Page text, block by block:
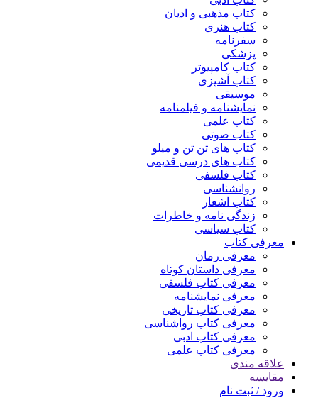
کتاب مذهبی و ادیان
کتاب هنری
سفرنامه
پزشکی
کتاب کامپیوتر
کتاب آشپزی
موسیقی
نمایشنامه و فیلمنامه
کتاب علمی
کتاب صوتی
کتاب های تن تن و میلو
کتاب های درسی قدیمی
کتاب فلسفی
روانشناسی
کتاب اشعار
زندگی نامه و خاطرات
کتاب سیاسی
معرفی کتاب
معرفی رمان
معرفی داستان کوتاه
معرفی کتاب فلسفی
معرفی نمایشنامه
معرفی کتاب تاریخی
معرفی کتاب رواشناسی
معرفی کتاب ادبی
معرفی کتاب علمی
علاقه مندی
مقایسه
ورود / ثبت نام